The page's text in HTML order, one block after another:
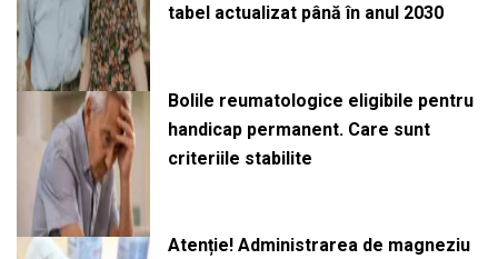
tabel actualizat până în anul 2030
Bolile reumatologice eligibile pentru
handicap permanent. Care sunt
criteriile stabilite
Atenție! Administrarea de magneziu